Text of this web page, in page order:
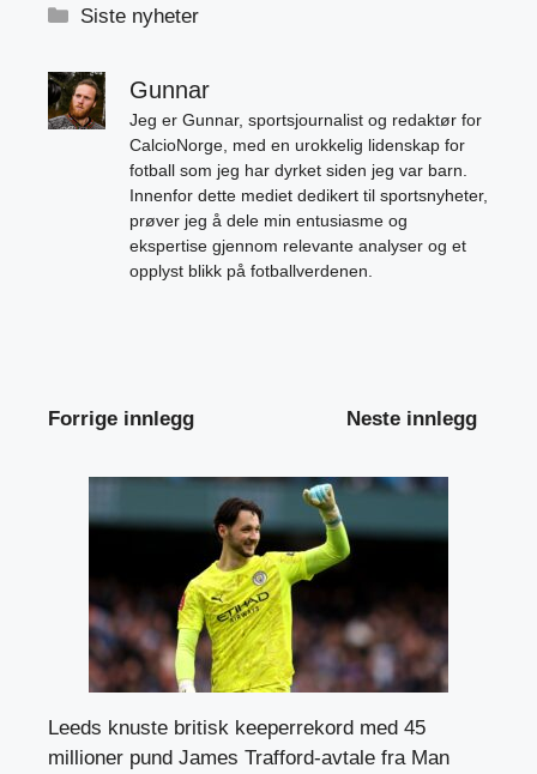
Kategorier
Siste nyheter
Gunnar
Jeg er Gunnar, sportsjournalist og redaktør for
CalcioNorge, med en urokkelig lidenskap for
fotball som jeg har dyrket siden jeg var barn.
Innenfor dette mediet dedikert til sportsnyheter,
prøver jeg å dele min entusiasme og
ekspertise gjennom relevante analyser og et
opplyst blikk på fotballverdenen.
Forrige innlegg Neste innlegg
Leeds knuste britisk keeperrekord med 45
millioner pund James Trafford-avtale fra Man